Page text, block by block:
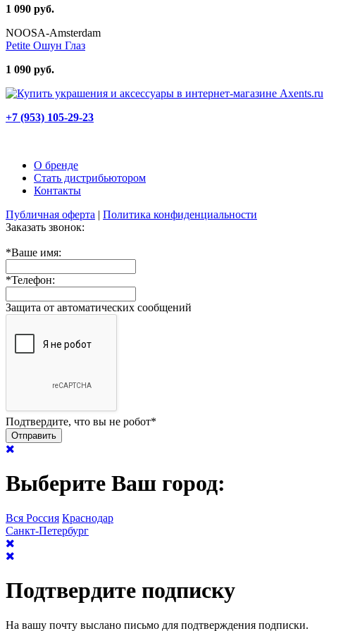
1 090 руб.
NOOSA-Amsterdam
Petite Ошун Глаз
1 090 руб.
+7 (953) 105-29-23
О бренде
Стать дистрибьютором
Контакты
Публичная оферта | Политика конфиденциальности
Заказать звонок:
*Ваше имя:
*Телефон:
Защита от автоматических сообщений
Подтвердите, что вы не робот*
Выберите Ваш город:
Вся Россия Краснодар
Санкт-Петербург
Подтвердите подписку
На вашу почту выслано письмо для подтверждения подписки.